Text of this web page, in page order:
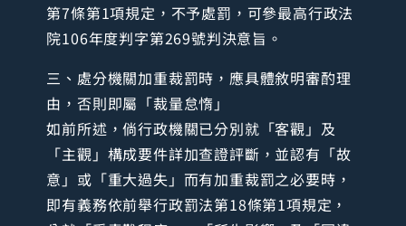
第7條第1項規定，不予處罰，可參最高行政法
院106年度判字第269號判決意旨。
三、處分機關加重裁罰時，應具體敘明審酌理
由，否則即屬「裁量怠惰」
如前所述，倘行政機關已分別就「客觀」及
「主觀」構成要件詳加查證評斷，並認有「故
意」或「重大過失」而有加重裁罰之必要時，
即有義務依前舉行政罰法第18條第1項規定，